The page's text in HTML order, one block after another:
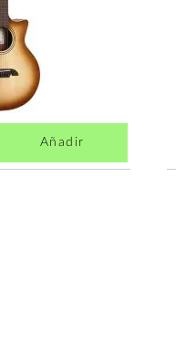
Añadir